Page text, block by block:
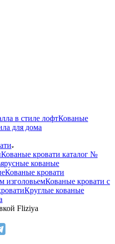
в стиле лофтКованые
для дома
Кованые кровати каталог №
кованые
Кованые кровати
изголовьемКованые кровати с
Круглые кованые
Fliziya